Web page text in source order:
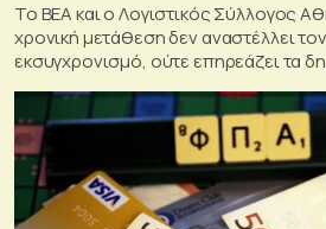
To BEA και ο Λογιστικός Σύλλογος
χρονική μετάθεση δεν αναστέλλει
εκσυγχρονισμό, ούτε επηρεάζει τα